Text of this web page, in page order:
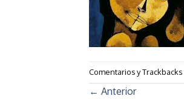
Comentarios y
← Anterior